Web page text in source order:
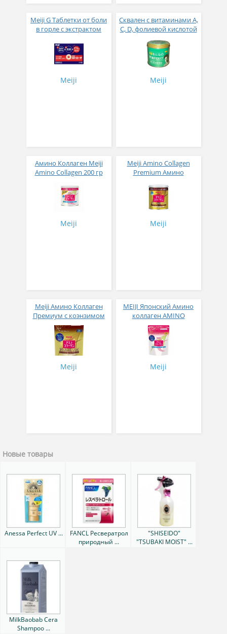
Meiji G Таблетки от боли
в горле с экстрактом
24
Meiji
Сквален с витаминами А,
С, D, фолиевой кислотой
и молочнокислыми
бактериями
жевательные таблетки
апельсиновый вкус
Drop № 120
Meiji
Амино Коллаген Meiji
Amino Collagen 200 гр
Meiji
Meiji Amino Collagen
Premium Амино
гр
Meiji
Meiji Амино Коллаген
Премиум с коэнзимом
Q10, гиалуроновой
кислотой и аргинином
196 г
Meiji
MEIJI Японский Амино
коллаген AMINO
COLLAGEN в порошке
196 гр
Meiji
Новые товары
Anessa Perfect UV ...
FANCL Ресвератрол
природный ...
"SHISEIDO"
"TSUBAKI MOIST" ...
MilkBaobab Cera
Shampoo ...